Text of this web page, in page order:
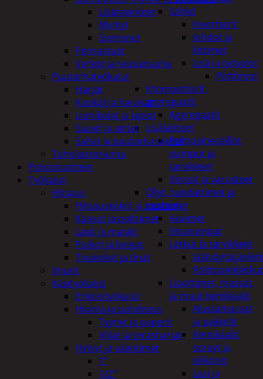
Sähkö
Invertterit
Johdot ja
liittimet
Lisä ja työvalot
Polttimot
Irtomoottorit,
aggregaatit
Aggregaatit
Lisälaitteet
Polttoainesäiliöt,
pumput ja
tarvikkeet
Vinssit ja varusteet
Öljyt, suodattimet ja
nesteet
Avaimet
Imupumput
Letkut ja tarvikkeet
Polttoaineletkut
Liuottimet, massat,
ja muut kemikaalit
Alustamassat
ja pakkelit
Kemikaalit,
sprayt ja
silikonit
Lasi ja
Lisäravinteet
Myrkyt
Siemenet
Pensastuet
Verkot ja reunanauha
Puutarhatyökalut
Harjat
Kuokat ja haravat
Lumikolat ja lapiot
Saavit ja astiat
Sahat ja puutarhasakset
Tuholaistorjunta
Poistotuotteet
Työkalut
Hitsaus
Hitsauskolvit ja suuttimet
Kaasut ja polttimet
Lasit ja maskit
Puikot ja langat
Tinakolvit ja tinat
Imurit
Käsityökalut
Erikoistyökalut
Hionta ja puhdistus
Tyynyt ja paperit
Viilat ja teräsharjat
Hylsyt ja vääntimet
1"
1/2"